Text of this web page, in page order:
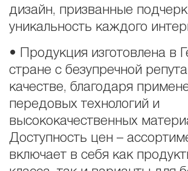
дизайн, призванные
уникальность каждого
• Продукция изготовлена в
стране с безупречной
качестве, благодаря
передовых технологий и
высококачественных
Доступность цен –
включает в себя как